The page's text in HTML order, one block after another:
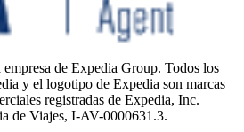
de Expedia Group. Todos los
y el logotipo de Expedia son marcas
registradas de Expedia, Inc.
de Viajes, I-AV-0000631.3.